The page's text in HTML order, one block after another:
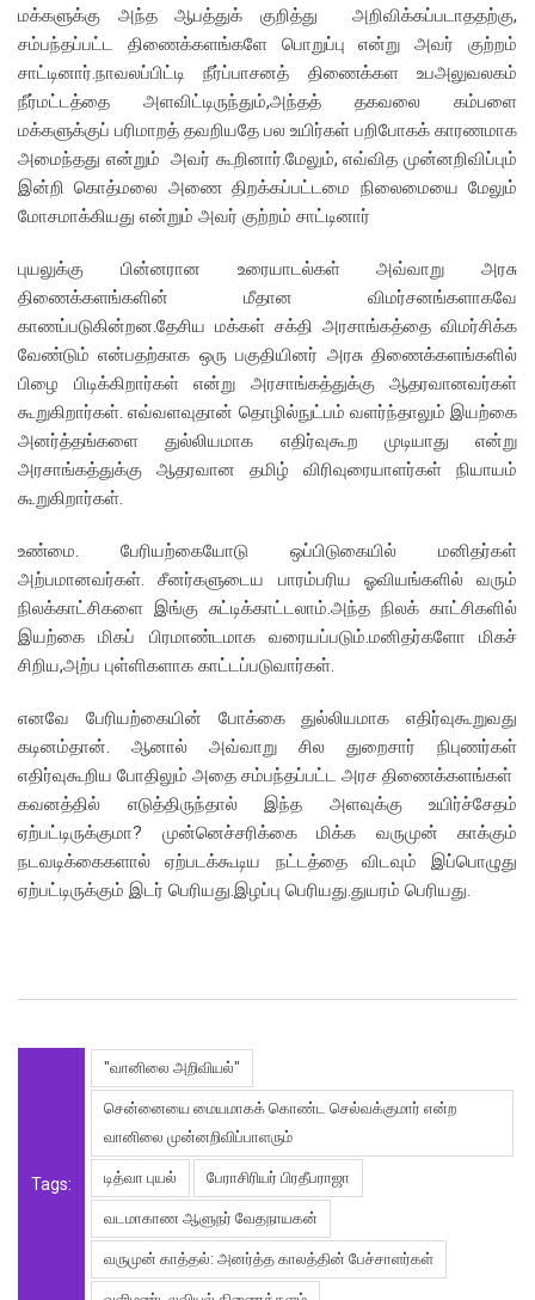
மக்களுக்கு அந்த ஆபத்துக் குறித்து அறிவிக்கப்படாததற்கு,
சம்பந்தப்பட்ட திணைக்களங்களே பொறுப்பு என்று அவர் குற்றம்
சாட்டினார்.நாவலப்பிட்டி நீர்ப்பாசனத் திணைக்கள உபஅலுவலகம்
நீர்மட்டத்தை அளவிட்டிருந்தும்,அந்தத் தகவலை கம்பளை
மக்களுக்குப் பரிமாறத் தவறியதே பல உயிர்கள் பறிபோகக் காரணமாக
அமைந்தது என்றும் அவர் கூறினார்.மேலும், எவ்வித முன்னறிவிப்பும்
இன்றி கொத்மலை அணை திறக்கப்பட்டமை நிலைமையை மேலும்
மோசமாக்கியது என்றும் அவர் குற்றம் சாட்டினார்
புயலுக்கு பின்னரான உரையாடல்கள் அவ்வாறு அரசு
திணைக்களங்களின் மீதான விமர்சனங்களாகவே
காணப்படுகின்றன.தேசிய மக்கள் சக்தி அரசாங்கத்தை விமர்சிக்க
வேண்டும் என்பதற்காக ஒரு பகுதியினர் அரசு திணைக்களங்களில்
பிழை பிடிக்கிறார்கள் என்று அரசாங்கத்துக்கு ஆதரவானவர்கள்
கூறுகிறார்கள். எவ்வளவுதான் தொழில்நுட்பம் வளர்ந்தாலும் இயற்கை
அனர்த்தங்களை துல்லியமாக எதிர்வுகூற முடியாது என்று
அரசாங்கத்துக்கு ஆதரவான தமிழ் விரிவுரையாளர்கள் நியாயம்
கூறுகிறார்கள்.
உண்மை. பேரியற்கையோடு ஒப்பிடுகையில் மனிதர்கள்
அற்பமானவர்கள். சீனர்களுடைய பாரம்பரிய ஓவியங்களில் வரும்
நிலக்காட்சிகளை இங்கு சுட்டிக்காட்டலாம்.அந்த நிலக் காட்சிகளில்
இயற்கை மிகப் பிரமாண்டமாக வரையப்படும்.மனிதர்களோ மிகச்
சிறிய,அற்ப புள்ளிகளாக காட்டப்படுவார்கள்.
எனவே பேரியற்கையின் போக்கை துல்லியமாக எதிர்வுகூறுவது
கடினம்தான். ஆனால் அவ்வாறு சில துறைசார் நிபுணர்கள்
எதிர்வுகூறிய போதிலும் அதை சம்பந்தப்பட்ட அரச திணைக்களங்கள்
கவனத்தில் எடுத்திருந்தால் இந்த அளவுக்கு உயிர்ச்சேதம்
ஏற்பட்டிருக்குமா? முன்னெச்சரிக்கை மிக்க வருமுன் காக்கும்
நடவடிக்கைகளால் ஏற்படக்கூடிய நட்டத்தை விடவும் இப்பொழுது
ஏற்பட்டிருக்கும் இடர் பெரியது.இழப்பு பெரியது.துயரம் பெரியது.
Tags:
"வானிலை அறிவியல்"
சென்னையை மையமாகக் கொண்ட செல்வக்குமார் என்ற
வானிலை முன்னறிவிப்பாளரும்
டித்வா புயல் பேராசிரியர் பிரதீபராஜா
வடமாகாண ஆளுநர் வேதநாயகன்
வருமுன் காத்தல்: அனர்த்த காலத்தின் பேச்சாளர்கள்